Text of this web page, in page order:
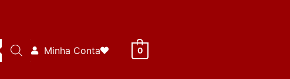
Minha Conta 0